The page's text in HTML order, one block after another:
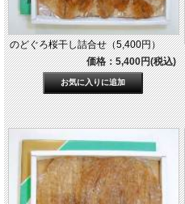
のどぐろ桜干し詰合せ（5,400円）
価格：5,400円(税込)